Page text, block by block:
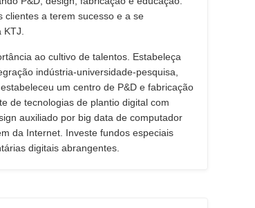
clientes a terem sucesso e a se
ao cultivo de talentos. Estabeleça
indústria-universidade-pesquisa,
um centro de P&D e fabricação
de tecnologias de plantio digital com
auxiliado por big data de computador
da Internet. Investe fundos especiais
digitais abrangentes.